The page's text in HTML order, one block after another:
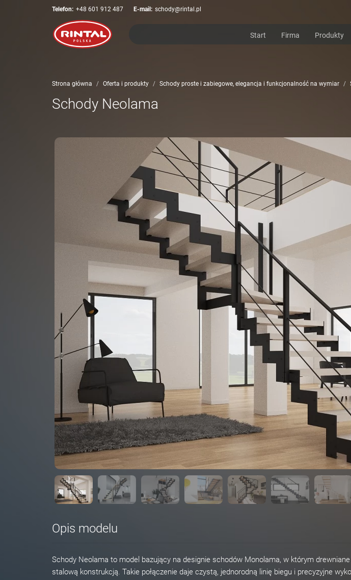
Telefon: +48 601 912 487 E-mail: schody@rintal.pl
Start Firma Produkty
Strona główna Oferta i produkty Schody proste i zabiegowe, elegancja i funkcjonalność na wymiar
Schody Neolama
Opis modelu
Schody Neolama to model bazujący na designie schodów Monolama, w którym
stalową konstrukcją. Takie połączenie daje czystą, jednorodną linię biegu i precyzyjne